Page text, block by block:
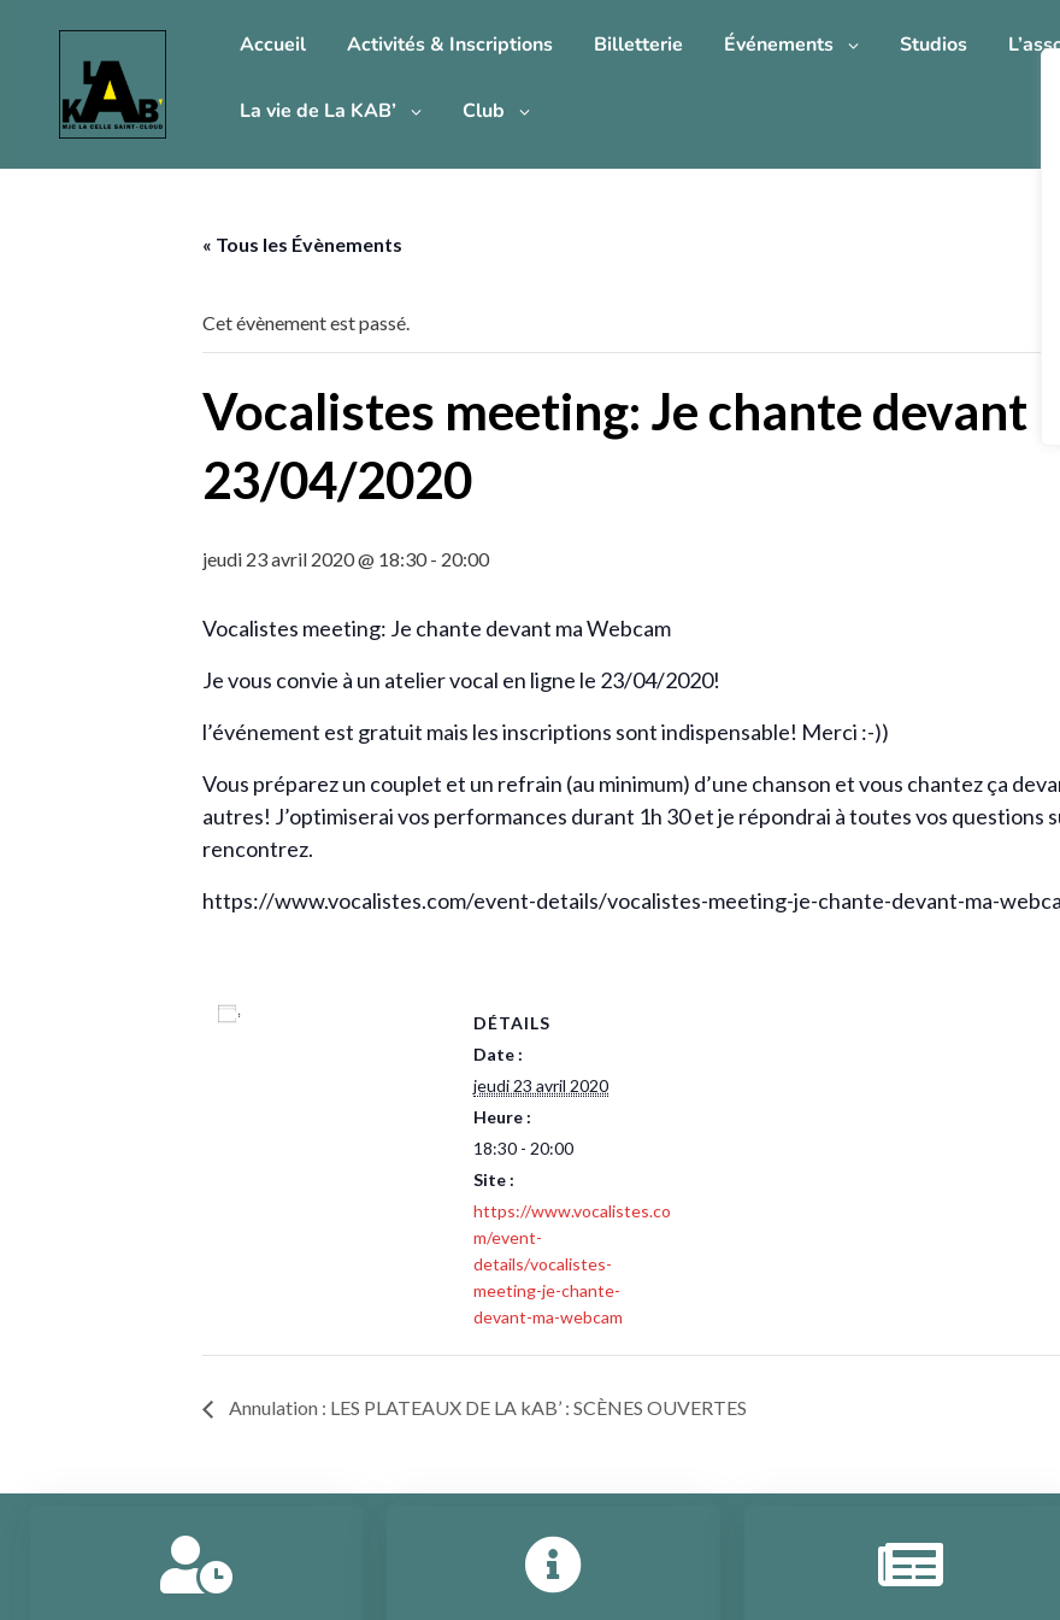
Accueil Activités & Inscriptions Billetterie Événements Studios
La vie de La KAB’ Club
« Tous les Évènements
Cet évènement est passé.
Vocalistes meeting: Je chante devant
23/04/2020
jeudi 23 avril 2020 @ 18:30- 20:00
Vocalistes meeting: Je chante devant ma Webcam
Je vous convie à un atelier vocal en ligne le 23/04/2020!
l’événement est gratuit mais les inscriptions sont indispensable! Merci :-))
Vous préparez un couplet et un refrain (au minimum) d’une chanson et vous chantez ça
autres! J’optimiserai vos performances durant 1h 30 et je répondrai à toutes vos questions
rencontrez.
https://www.vocalistes.com/event-details/vocalistes-meeting-je-chante-devant-ma-
DÉTAILS
Date :
jeudi 23 avril 2020
Heure :
18:30 - 20:00
Site :
https://www.vocalistes.co
m/event-
details/vocalistes-
meeting-je-chante-
devant-ma-webcam
Annulation : LES PLATEAUX DE LA kAB’ : SCÈNES OUVERTES